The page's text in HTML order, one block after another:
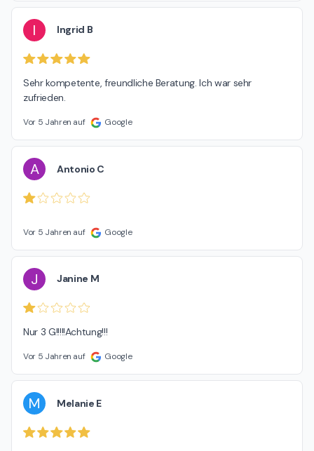
I Ingrid B
Sehr kompetente, freundliche Beratung. Ich war sehr
zufrieden.
Vor 5 Jahren auf Google
A Antonio C
Vor 5 Jahren auf Google
J Janine M
Nur 3 G!!!!!Achtung!!!
Vor 5 Jahren auf Google
M Melanie E